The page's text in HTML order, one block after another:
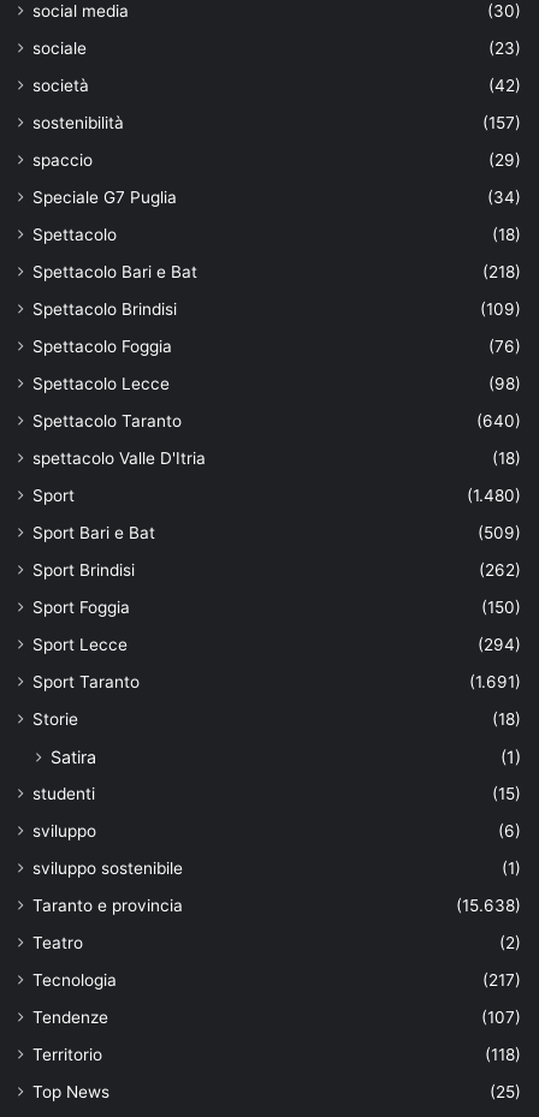
social media
(30)
sociale
(23)
società
(42)
sostenibilità
(157)
spaccio
(29)
Speciale G7 Puglia
(34)
Spettacolo
(18)
Spettacolo Bari e Bat
(218)
Spettacolo Brindisi
(109)
Spettacolo Foggia
(76)
Spettacolo Lecce
(98)
Spettacolo Taranto
(640)
spettacolo Valle D'Itria
(18)
Sport
(1.480)
Sport Bari e Bat
(509)
Sport Brindisi
(262)
Sport Foggia
(150)
Sport Lecce
(294)
Sport Taranto
(1.691)
Storie
(18)
Satira (1)
studenti
(15)
sviluppo
(6)
sviluppo sostenibile
(1)
Taranto e provincia
(15.638)
Teatro
(2)
Tecnologia
(217)
Tendenze
(107)
Territorio
(118)
Top News
(25)